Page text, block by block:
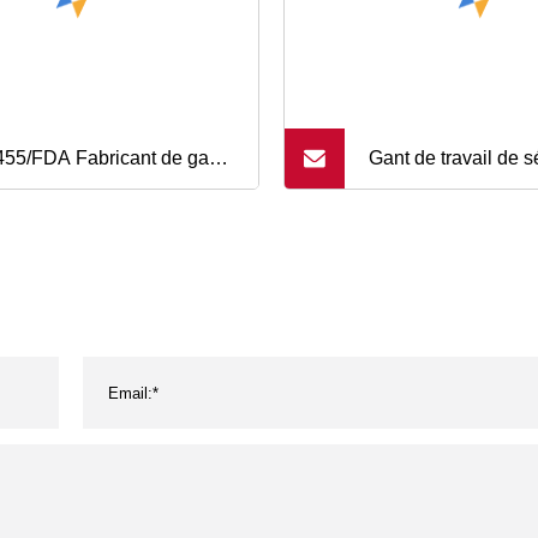
FDA Fabricant de gants
industrielles/ménagères/alimentaires
Gant de travail de